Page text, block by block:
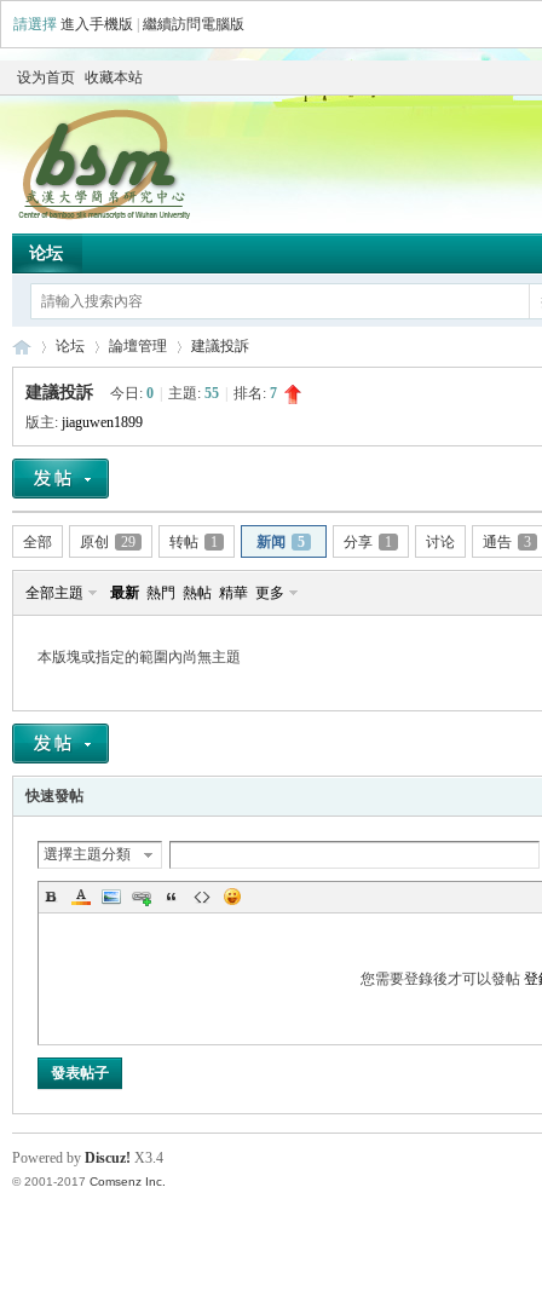
請選擇 進入手機版 繼續訪問電腦版
设为首页 收藏本站
论坛
简 »
论坛
›
論壇管理
›
建議投訴
建議投訴 今日: 0 主題: 55 排名: 7
版主: jiaguwen1899
全部 原创 29 转帖 1 新闻 5 分享 1 讨论 通告 3
全部主題 最新 熱門 熱帖 精華 更多
本版塊或指定的範圍內尚無主題
快速發帖
選擇主題分類
您需要登錄後才可以發帖 登
發表帖子
Powered by Discuz! X3.4
© 2001-2017 Comsenz Inc.